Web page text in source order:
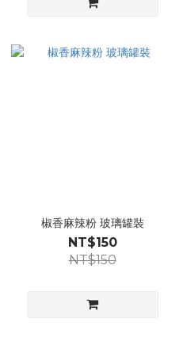
椒香麻辣粉 玻璃罐裝
NT$150
NT$150